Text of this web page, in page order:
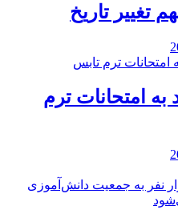
تغییر تاریخ
امتحانات ترم